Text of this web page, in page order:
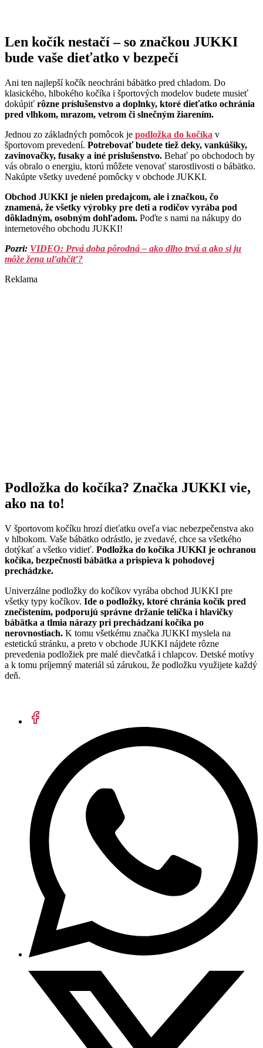
Len kočík nestačí – so značkou JUKKI
bude vaše dieťatko v bezpečí
Ani ten najlepší kočík neochráni bábätko pred chladom. Do
klasického, hlbokého kočíka i športových modelov budete musieť
dokúpiť rôzne príslušenstvo a doplnky, ktoré dieťatko ochránia
pred vlhkom, mrazom, vetrom či slnečným žiarením.
Jednou zo základných pomôcok je podložka do kočíka v
športovom prevedení. Potrebovať budete tiež deky, vankúšiky,
zavinovačky, fusaky a iné príslušenstvo. Behať po obchodoch by
vás obralo o energiu, ktorú môžete venovať starostlivosti o bábätko.
Nakúpte všetky uvedené pomôcky v obchode JUKKI.
Obchod JUKKI je nielen predajcom, ale i značkou, čo
znamená, že všetky výrobky pre deti a rodičov vyrába pod
dôkladným, osobným dohľadom. Poďte s nami na nákupy do
internetového obchodu JUKKI!
Pozri: VIDEO: Prvá doba pôrodná – ako dlho trvá a ako si ju
môže žena uľahčiť?
Reklama
Podložka do kočíka? Značka JUKKI vie,
ako na to!
V športovom kočíku hrozí dieťatku oveľa viac nebezpečenstva ako
v hlbokom. Vaše bábätko odrástlo, je zvedavé, chce sa všetkého
dotýkať a všetko vidieť. Podložka do kočíka JUKKI je ochranou
kočíka, bezpečnosti bábätka a prispieva k pohodovej
prechádzke.
Univerzálne podložky do kočíkov vyrába obchod JUKKI pre
všetky typy kočíkov. Ide o podložky, ktoré chránia kočík pred
znečistením, podporujú správne držanie telíčka i hlavičky
bábätka a tlmia nárazy pri prechádzaní kočíka po
nerovnostiach. K tomu všetkému značka JUKKI myslela na
estetickú stránku, a preto v obchode JUKKI nájdete rôzne
prevedenia podložiek pre malé dievčatká i chlapcov. Detské motívy
a k tomu príjemný materiál sú zárukou, že podložku využijete každý
deň.